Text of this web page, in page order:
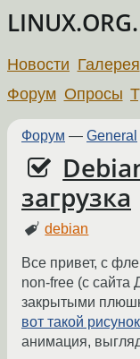
Новости Галерея
Форум Опросы
Форум — General
загрузка
debian
Все привет, с
non-free (с сайта
закрытыми
вот такой рисунок
анимация,